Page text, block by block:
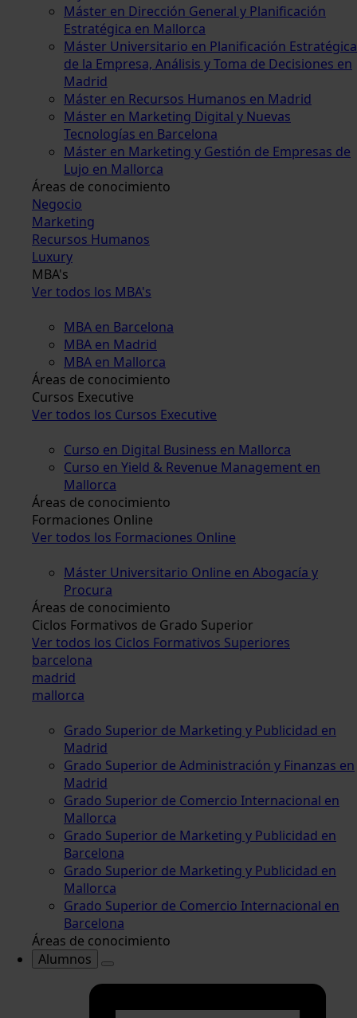
Máster en Dirección General y Planificación
Estratégica en Mallorca
Máster Universitario en Planificación Estratégica
de la Empresa, Análisis y Toma de Decisiones en
Madrid
Máster en Recursos Humanos en Madrid
Máster en Marketing Digital y Nuevas
Tecnologías en Barcelona
Máster en Marketing y Gestión de Empresas de
Lujo en Mallorca
Áreas de conocimiento
Negocio
Marketing
Recursos Humanos
Luxury
MBA's
Ver todos los MBA's
MBA en Barcelona
MBA en Madrid
MBA en Mallorca
Áreas de conocimiento
Cursos Executive
Ver todos los Cursos Executive
Curso en Digital Business en Mallorca
Curso en Yield & Revenue Management en
Mallorca
Áreas de conocimiento
Formaciones Online
Ver todos los Formaciones Online
Máster Universitario Online en Abogacía y
Procura
Áreas de conocimiento
Ciclos Formativos de Grado Superior
Ver todos los Ciclos Formativos Superiores
barcelona
madrid
mallorca
Grado Superior de Marketing y Publicidad en
Madrid
Grado Superior de Administración y Finanzas en
Madrid
Grado Superior de Comercio Internacional en
Mallorca
Grado Superior de Marketing y Publicidad en
Barcelona
Grado Superior de Marketing y Publicidad en
Mallorca
Grado Superior de Comercio Internacional en
Barcelona
Áreas de conocimiento
Alumnos